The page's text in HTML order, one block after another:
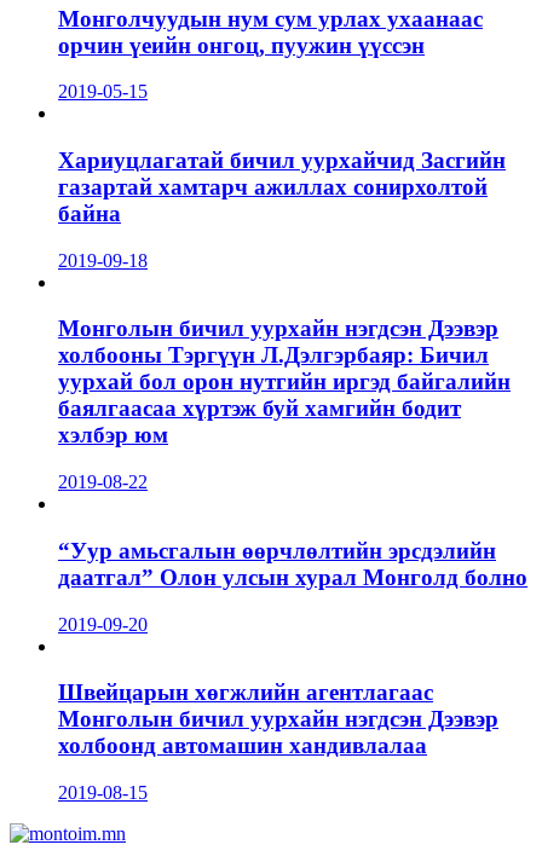
Монголчуудын нум сум урлах ухаанаас
орчин үеийн онгоц, пуужин үүссэн
2019-05-15
Хариуцлагатай бичил уурхайчид Засгийн
газартай хамтарч ажиллах сонирхолтой
байна
2019-09-18
Монголын бичил уурхайн нэгдсэн Дээвэр
холбооны Тэргүүн Л.Дэлгэрбаяр: Бичил
уурхай бол орон нутгийн иргэд байгалийн
баялгаасаа хүртэж буй хамгийн бодит
хэлбэр юм
2019-08-22
“Уур амьсгалын өөрчлөлтийн эрсдэлийн
даатгал” Олон улсын хурал Монголд болно
2019-09-20
Швейцарын хөгжлийн агентлагаас
Монголын бичил уурхайн нэгдсэн Дээвэр
холбоонд автомашин хандивлалаа
2019-08-15